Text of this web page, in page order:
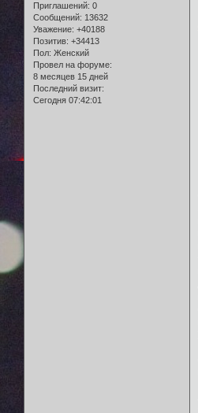
Приглашений: 0
Сообщений: 13632
Уважение: +40188
Позитив: +34413
Пол: Женский
Провел на форуме:
8 месяцев 15 дней
Последний визит:
Сегодня 07:42:01